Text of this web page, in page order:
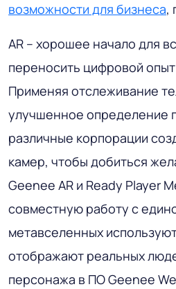
возможности для бизнеса,
AR – хорошее начало для
переносить цифровой
Применяя отслеживание
улучшенное определение
различные корпорации
камер, чтобы добиться
Geenee AR и Ready Player
совместную работу с
метавселенных
отображают реальных
персонажа в ПО Geenee